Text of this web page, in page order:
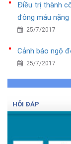
Điều trị thành
đông máu nặng
25/7/2017
Cảnh báo ngộ
25/7/2017
HỎI ĐÁP